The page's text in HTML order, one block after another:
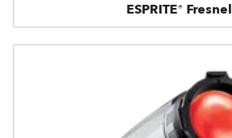
ESPRITE® Fresnel